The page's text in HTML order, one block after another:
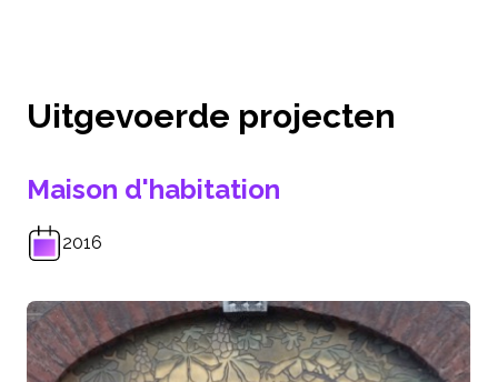
Uitgevoerde projecten
Maison d'habitation
2016